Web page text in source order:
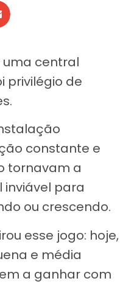
uma central
privilégio de
constante e
tornavam a
inviável para
ou crescendo.
esse jogo: hoje,
e média
a ganhar com